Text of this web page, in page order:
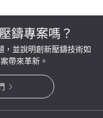
鑄專案嗎？
，並說明創新壓鑄技術如
帶來革新。